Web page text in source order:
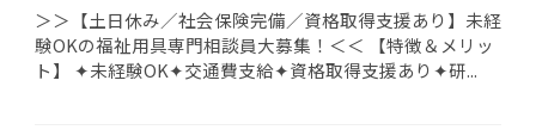
＞＞【土日休み／社会保険完備／資格取得支援あり】未経
験OKの福祉用具専門相談員大募集！＜＜ 【特徴＆メリッ
ト】 ✦未経験OK✦交通費支給✦資格取得支援あり✦研...